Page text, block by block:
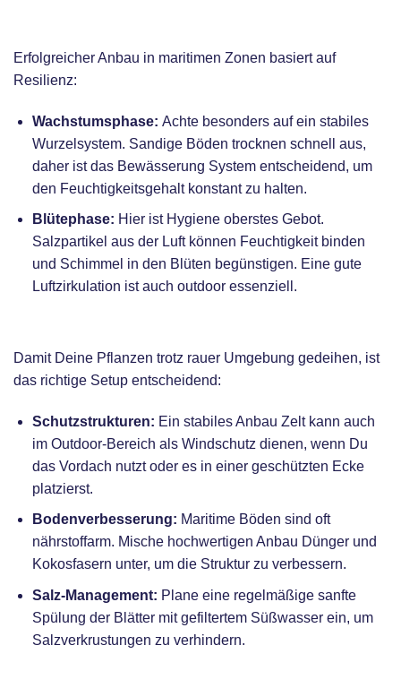
Erfolgreicher Anbau in maritimen Zonen basiert auf
Resilienz:
Wachstumsphase: Achte besonders auf ein stabiles
Wurzelsystem. Sandige Böden trocknen schnell aus,
daher ist das Bewässerung Systementscheidend, um
den Feuchtigkeitsgehalt konstant zu halten.
Blütephase: Hier ist Hygiene oberstes Gebot.
Salzpartikel aus der Luft können Feuchtigkeit binden
und Schimmel in den Blüten begünstigen. Eine gute
Luftzirkulation ist auch outdoor essenziell.
Damit Deine Pflanzen trotz rauer Umgebung gedeihen, ist
das richtige Setup entscheidend:
Schutzstrukturen: Ein stabilesAnbau Zeltkann auch
im Outdoor-Bereich als Windschutz dienen, wenn Du
das Vordach nutzt oder es in einer geschützten Ecke
platzierst.
Bodenverbesserung: Maritime Böden sind oft
nährstoffarm. Mische hochwertigen Anbau Düngerund
Kokosfasern unter, um die Struktur zu verbessern.
Salz-Management: Plane eine regelmäßige sanfte
Spülung der Blätter mit gefiltertem Süßwasser ein, um
Salzverkrustungen zu verhindern.